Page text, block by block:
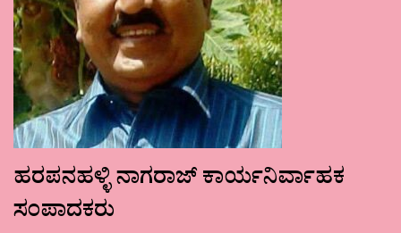
ಹರಪನಹಳ್ಳಿ ನಾಗರಾಜ್ ಕಾರ್ಯನಿರ್ವಾಹಕ
ಸಂಪಾದಕರು